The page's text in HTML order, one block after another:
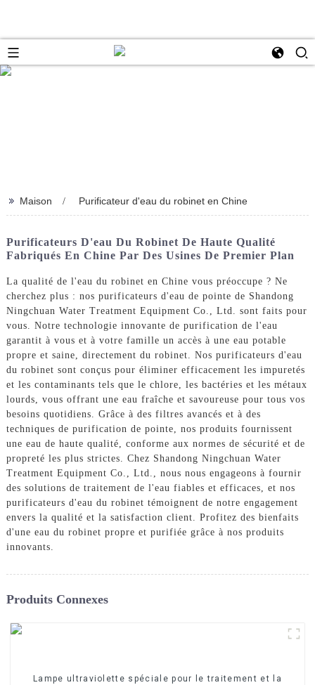
>> Maison Purificateur d'eau du robinet en Chine
Purificateurs D'eau Du Robinet De Haute Qualité
Fabriqués En Chine Par Des Usines De Premier Plan
La qualité de l'eau du robinet en Chine vous préoccupe ? Ne
cherchez plus : nos purificateurs d'eau de pointe de Shandong
Ningchuan Water Treatment Equipment Co., Ltd. sont faits pour
vous. Notre technologie innovante de purification de l'eau
garantit à vous et à votre famille un accès à une eau potable
propre et saine, directement du robinet. Nos purificateurs d'eau
du robinet sont conçus pour éliminer efficacement les impuretés
et les contaminants tels que le chlore, les bactéries et les métaux
lourds, vous offrant une eau fraîche et savoureuse pour tous vos
besoins quotidiens. Grâce à des filtres avancés et à des
techniques de purification de pointe, nos produits fournissent
une eau de haute qualité, conforme aux normes de sécurité et de
propreté les plus strictes. Chez Shandong Ningchuan Water
Treatment Equipment Co., Ltd., nous nous engageons à fournir
des solutions de traitement de l'eau fiables et efficaces, et nos
purificateurs d'eau du robinet témoignent de notre engagement
envers la qualité et la satisfaction client. Profitez des bienfaits
d'une eau du robinet propre et purifiée grâce à nos produits
innovants.
Produits Connexes
Lampe ultraviolette spéciale pour le traitement et la